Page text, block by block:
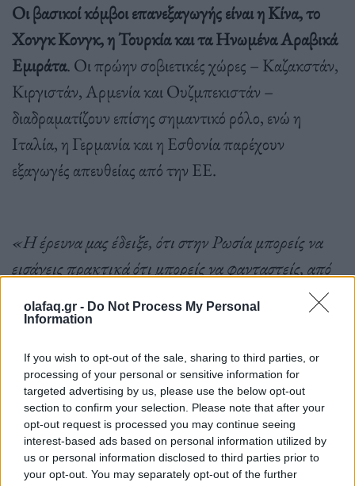
olafaq.gr - Do Not Process My Personal
Information
If you wish to opt-out of the sale, sharing to third parties, or
processing of your personal or sensitive information for
targeted advertising by us, please use the below opt-out
section to confirm your selection. Please note that after your
opt-out request is processed you may continue seeing
interest-based ads based on personal information utilized by
us or personal information disclosed to third parties prior to
your opt-out. You may separately opt-out of the further
Οι βασικοί κόμβοι επανεξαγωγής είναι η Κίνα, το
Χονγκ Κονγκ, η Τουρκία και τα Ηνωμένα Αραβικά
Εμιράτα. Οι πρώην σοβιετικές χώρες – Καζακστάν,
Κιργιστάν, Αρμενία και Ουζμπεκιστάν –
διαδραματίζουν επίσης σημαντικό ρόλο, ενώ η
Ιταλία, η Γερμανία και η Εσθονία παρέχουν
εξαγωγές απευθείας από την ΕΕ.
«Η έρευνα μας έδειξε, ότι στην Ρωσία μπορείς να
εισάγεις πρακτικά ότι μπορείς να φανταστείς, από
οποιοδήποτε σημείο του κόσμου, από τσιπ διπλής
χρήσης μέχρι κινητήρες για αεροσκάφη Airbus. Στα
εταιρείες, ενώ οι ρωσικές αρχές παρακάμπτουν με
επιτυχία τις ευρωπαϊκές και αμερικανικές
κυρώσεις», συμπεραίνει ο ιστότοπος Verstka.